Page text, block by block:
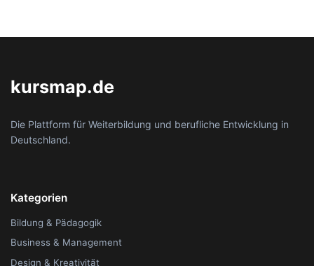
kursmap.de
Die Plattform für Weiterbildung und berufliche Entwicklung in
Deutschland.
Kategorien
Bildung & Pädagogik
Business & Management
Design & Kreativität